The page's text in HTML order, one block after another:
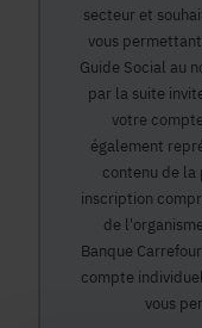
secteur et
vous
Guide Social au
par la suite
votre
également
contenu de la
inscription
de
Banque
compte
vous